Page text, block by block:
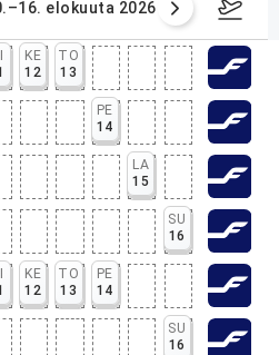
elokuuta 2026
KE
12
TO
13
PE
14
LA
15
SU
16
KE
12
TO
13
PE
14
SU
16